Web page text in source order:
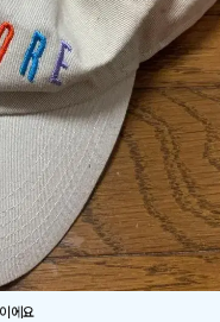
에요